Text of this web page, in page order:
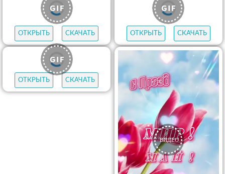
ОТКРЫТЬ СКАЧАТЬ ОТКРЫТЬ СКАЧАТЬ
ОТКРЫТЬ СКАЧАТЬ